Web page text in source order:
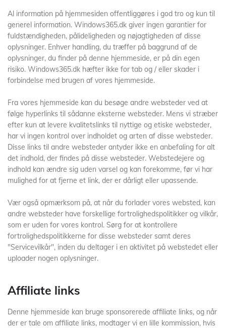
Al information på hjemmesiden offentliggøres i god tro og kun til
generel information. Windows365.dk giver ingen garantier for
fuldstændigheden, pålideligheden og nøjagtigheden af ​​disse
oplysninger. Enhver handling, du træffer på baggrund af de
oplysninger, du finder på denne hjemmeside, er på din egen
risiko. Windows365.dk hæfter ikke for tab og / eller skader i
forbindelse med brugen af ​​vores hjemmeside.
Fra vores hjemmeside kan du besøge andre websteder ved at
følge hyperlinks til sådanne eksterne websteder. Mens vi stræber
efter kun at levere kvalitetslinks til nyttige og etiske websteder,
har vi ingen kontrol over indholdet og arten af ​​disse websteder.
Disse links til andre websteder antyder ikke en anbefaling for alt
det indhold, der findes på disse websteder. Webstedejere og
indhold kan ændre sig uden varsel og kan forekomme, før vi har
mulighed for at fjerne et link, der er dårligt eller upassende.
Vær også opmærksom på, at når du forlader vores websted, kan
andre websteder have forskellige fortrolighedspolitikker og vilkår,
som er uden for vores kontrol. Sørg for at kontrollere
fortrolighedspolitikkerne for disse websteder samt deres
"Servicevilkår", inden du deltager i en aktivitet på webstedet eller
uploader nogen oplysninger.
Affiliate links
Denne hjemmeside kan bruge sponsorerede affiliate links, og når
der er tale om affiliate links, modtager vi en lille kommission, hvis